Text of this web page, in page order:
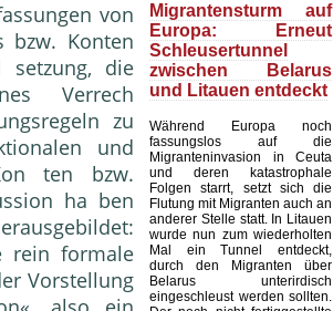
von
bzw. Konten
setzung, die
Verrech
zu
und
ten bzw.
ha ben
formale
Vorstellung
Migrantensturm auf
Europa: Erneut
Schleusertunnel
zwischen Belarus
und Litauen entdeckt
Während Europa noch
fassungslos auf die
Migranteninvasion in Ceuta
und deren katastrophale
Folgen starrt, setzt sich die
Flutung mit Migranten auch an
anderer Stelle statt. In Litauen
wurde nun zum wiederholten
Mal ein Tunnel entdeckt,
durch den Migranten über
Belarus unterirdisch
eingeschleust werden sollten.